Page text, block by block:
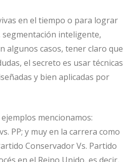
en el tiempo o para lograr
segmentación inteligente,
algunos casos, tener claro que
el secreto es usar técnicas
y bien aplicadas por
mencionamos:
PP; y muy en la carrera como
Conservador Vs. Partido